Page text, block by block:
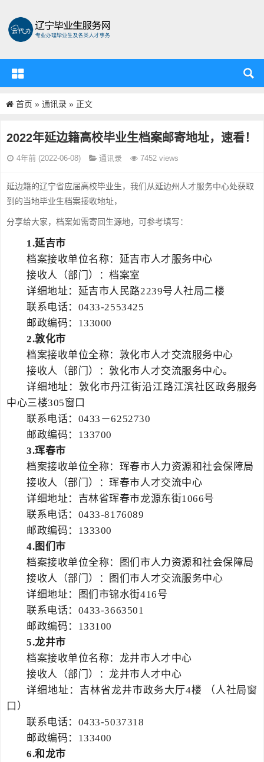
首页 » 通讯录 » 正文
2022年延边籍高校毕业生档案邮寄地址，速看！
4年前 (2022-06-08) 通讯录 7452 views
延边籍的辽宁省应届高校毕业生，我们从延边州人才服务中心处获取
到的当地毕业生档案接收地址，
分享给大家，档案如需寄回生源地，可参考填写：
1.延吉市
档案接收单位名称：延吉市人才服务中心
接收人（部门）：档案室
详细地址：延吉市人民路2239号人社局二楼
联系电话：0433-2553425
邮政编码：133000
2.敦化市
档案接收单位全称：敦化市人才交流服务中心
接收人（部门）：敦化市人才交流服务中心。
详细地址：敦化市丹江街沿江路江滨社区政务服务
中心三楼305窗口
联系电话：0433－6252730
邮政编码：133700
3.珲春市
档案接收单位全称：珲春市人力资源和社会保障局
接收人（部门）：珲春市人才交流中心
详细地址：吉林省珲春市龙源东街1066号
联系电话：0433-8176089
邮政编码：133300
4.图们市
档案接收单位全称：图们市人力资源和社会保障局
接收人（部门）：图们市人才交流服务中心
详细地址：图们市锦水街416号
联系电话：0433-3663501
邮政编码：133100
5.龙井市
档案接收单位名称：龙井市人才中心
接收人（部门）：龙井市人才中心
详细地址：吉林省龙井市政务大厅4楼 （人社局窗
口）
联系电话：0433-5037318
邮政编码：133400
6.和龙市